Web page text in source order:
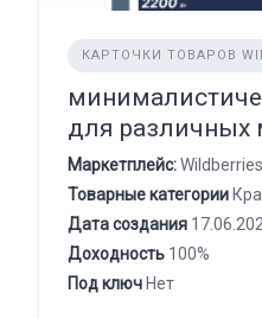
КАРТОЧКИ ТОВАРОВ
для различных
Маркетплейс:Wildberries
Товарные категории
Дата создания
Доходность 100%
Под ключ Нет